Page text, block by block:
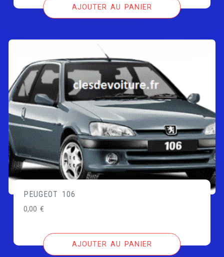
AJOUTER AU PANIER
PEUGEOT 106
0,00€
AJOUTER AU PANIER